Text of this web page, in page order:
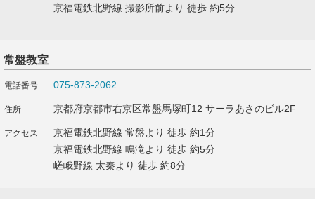
京福電鉄北野線 撮影所前より 徒歩 約5分
常盤教室
075-873-2062
京都府京都市右京区常盤馬塚町12 サーラあさのビル2F
京福電鉄北野線 常盤より 徒歩 約1分
京福電鉄北野線 鳴滝より 徒歩 約5分
嵯峨野線 太秦より 徒歩 約8分